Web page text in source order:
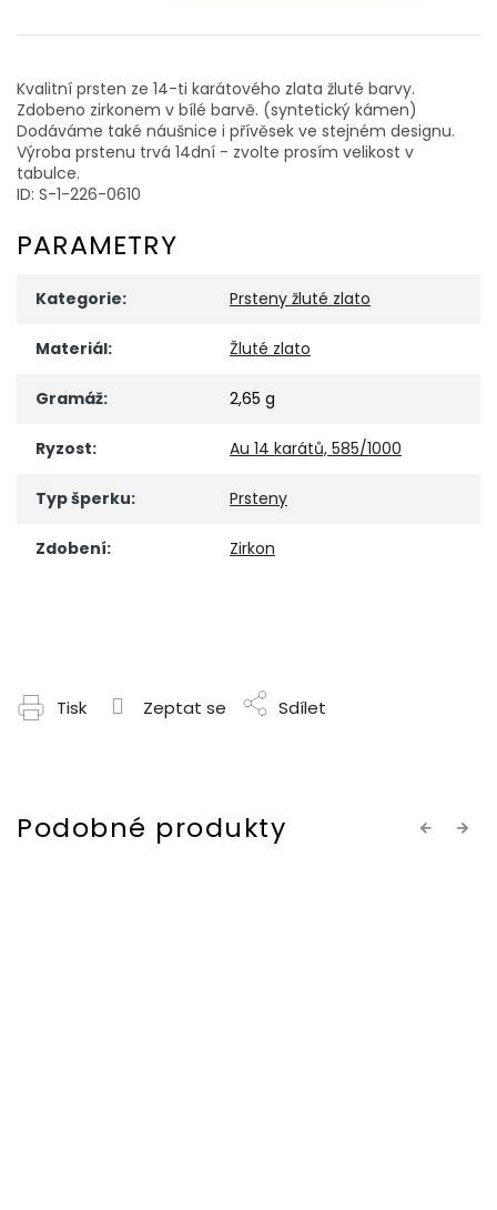
Kvalitní prsten ze 14-ti karátového zlata žluté barvy.
Zdobeno zirkonem v bílé barvě. (syntetický kámen)
Dodáváme také náušnice i přívěsek ve stejném designu.
Výroba prstenu trvá 14dní - zvolte prosím velikost v
tabulce.
ID: S-1-226-0610
PARAMETRY
Kategorie: Prsteny žluté zlato
Materiál: Žluté zlato
Gramáž: 2,65 g
Ryzost: Au 14 karátů, 585/1000
Typ šperku: Prsteny
Zdobení: Zirkon
Tisk Zeptat se Sdílet
Previous
Next